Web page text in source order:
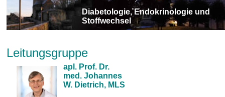
Diabetologie, Endokrinologie und
Stoffwechsel
Leitungsgruppe
apl. Prof. Dr.
med. Johannes
W. Dietrich, MLS